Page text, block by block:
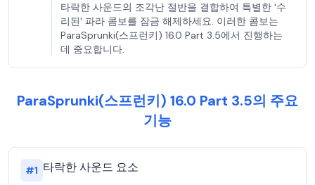
타락한 사운드의 조각난 절반을 결합하여 특별한 '수
리된' 파라 콤보를 잠금 해제하세요. 이러한 콤보는
ParaSprunki(스프런키) 16.0 Part 3.5에서 진행하는
데 중요합니다.
ParaSprunki(스프런키) 16.0 Part 3.5의 주요
기능
#1 타락한 사운드 요소